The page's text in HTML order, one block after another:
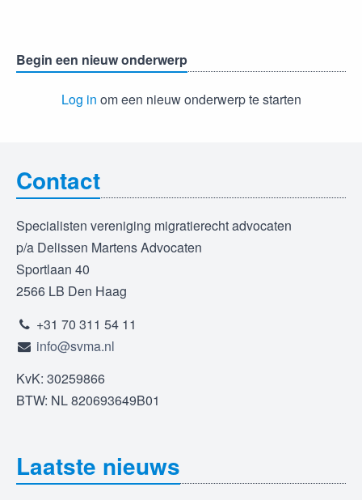
Begin een nieuw onderwerp
Log in om een nieuw onderwerp te starten
Contact
Specialisten vereniging migratierecht advocaten
p/a Delissen Martens Advocaten
Sportlaan 40
2566 LB Den Haag
+31 70 311 54 11
info@svma.nl
KvK: 30259866
BTW: NL 820693649B01
Laatste nieuws